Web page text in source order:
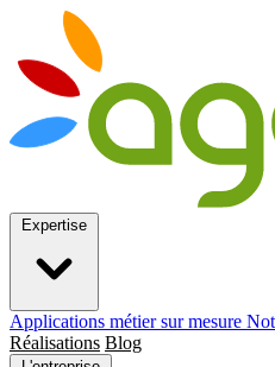
Applications métier sur mesure
Réalisations Blog